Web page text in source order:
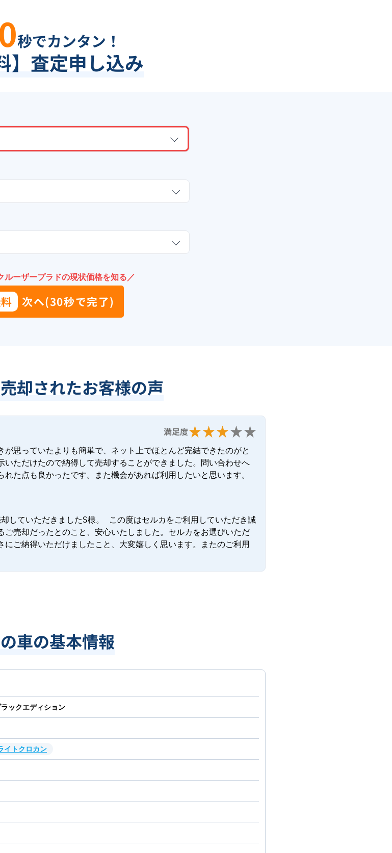
秒でカンタン！
】査定申し込み
ルーザープラドの現状価格を知る／
次へ(30秒で完了)
却されたお客様の声
満足度
思っていたよりも簡単で、ネット上でほとんど完結できたのがと
ただけたので納得して売却することができました。問い合わせへ
た点も良かったです。また機会があれば利用したいと思います。
していただきましたS様。 この度はセルカをご利用していただき誠
売却だったとのこと、安心いたしました。セルカをお選びいただ
ご納得いただけましたこと、大変嬉しく思います。またのご利用
車の基本情報
ックエディション
イトクロカン